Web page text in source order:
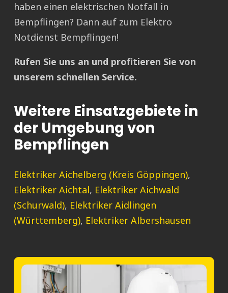
haben einen elektrischen Notfall in
Bempflingen? Dann auf zum Elektro
Notdienst Bempflingen!
Rufen Sie uns an und profitieren Sie von
unserem schnellen Service.
Weitere Einsatzgebiete in
der Umgebung von
Bempflingen
Elektriker Aichelberg (Kreis Göppingen),
Elektriker Aichtal, Elektriker Aichwald
(Schurwald), Elektriker Aidlingen
(Württemberg), Elektriker Albershausen